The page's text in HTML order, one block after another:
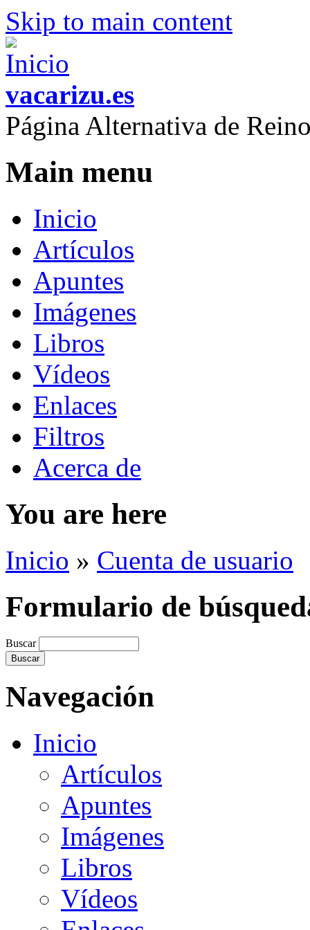
Skip to main content
vacarizu.es
Página Alternativa de
Main menu
Inicio
Artículos
Apuntes
Imágenes
Libros
Vídeos
Enlaces
Filtros
Acerca de
You are here
Inicio » Cuenta de usuario
Formulario de
Buscar
Navegación
Inicio
Artículos
Apuntes
Imágenes
Libros
Vídeos